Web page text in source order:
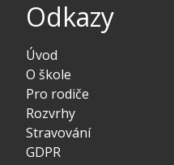
Odkazy
Úvod
O škole
Pro rodiče
Rozvrhy
Stravování
GDPR